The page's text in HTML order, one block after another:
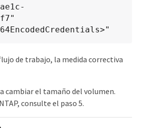
de trabajo, la medida correctiva
cambiar el tamaño del volumen.
consulte el paso 5.